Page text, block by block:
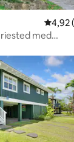
4,92
4,92
med